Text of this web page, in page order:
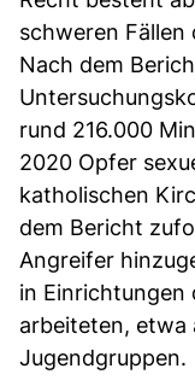
schweren
Nach dem
rund 216.000
2020 Opfer
katholischen
dem Bericht
Angreifer
in Einrichtungen
arbeiteten, etwa
Jugendgruppen.